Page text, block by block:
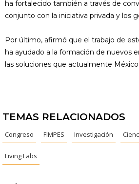
ha fortalecido también a través de
conjunto con la iniciativa privada y los
Por último, afirmó que el trabajo de
ha ayudado a la formación de nuevos
las soluciones que actualmente
TEMAS RELACIONADOS
Congreso FIMPES Investigación
Living Labs